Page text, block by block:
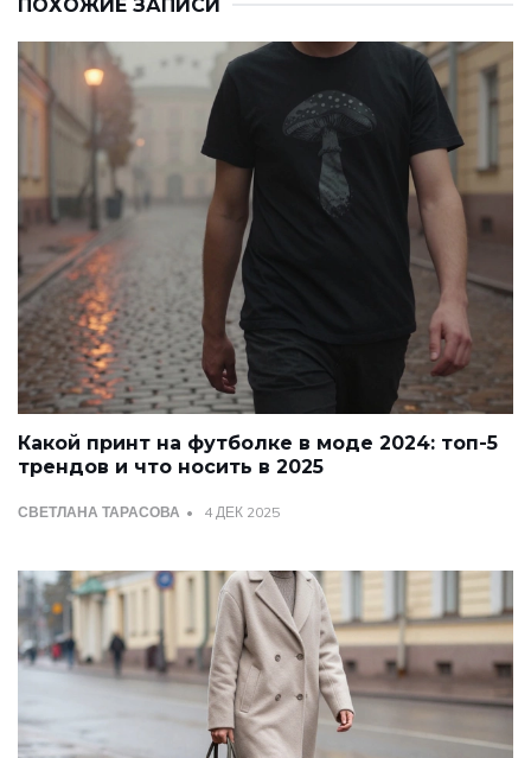
ПОХОЖИЕ ЗАПИСИ
Какой принт на футболке в моде 2024: топ-5
трендов и что носить в 2025
СВЕТЛАНА ТАРАСОВА 4 ДЕК 2025